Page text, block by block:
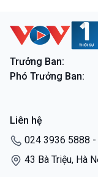
Chân dung cuộc
Các chương trình
Trưởng Ban:
Phó Trưởng Ban:
Liên hệ
024 3936 5888
43 Bà Triệu, Hà